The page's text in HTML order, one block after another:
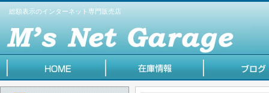
総額表示のインターネット専門販売店